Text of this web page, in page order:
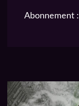
Abonnement :